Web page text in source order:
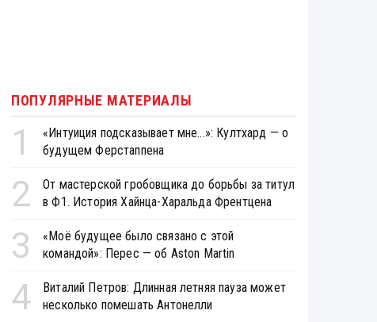
ПОПУЛЯРНЫЕ МАТЕРИАЛЫ
1
«Интуиция подсказывает мне...»: Култхард — о
будущем Ферстаппена
2
От мастерской гробовщика до борьбы за титул
в Ф1. История Хайнца-Харальда Френтцена
3
«Моё будущее было связано с этой
командой»: Перес — об Aston Martin
4
Виталий Петров: Длинная летняя пауза может
несколько помешать Антонелли